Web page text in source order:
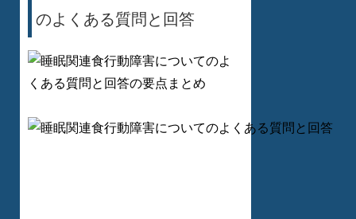
のよくある質問と回答